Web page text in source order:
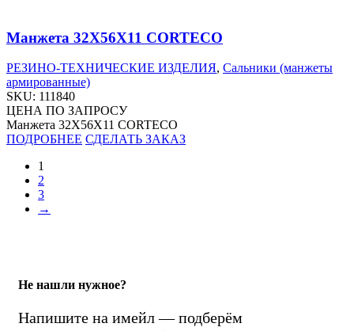
Манжета 32X56X11 CORTECO
РЕЗИНО-ТЕХНИЧЕСКИЕ ИЗДЕЛИЯ, Сальники (манжеты
армированные)
SKU: 111840
ЦЕНА ПО ЗАПРОСУ
Манжета 32X56X11 CORTECO
ПОДРОБНЕЕ СДЕЛАТЬ ЗАКАЗ
1
2
3
→
Не нашли нужное?
Напишите на имейл — подберём